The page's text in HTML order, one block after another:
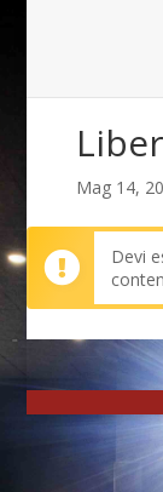
Mag 14,
Devi